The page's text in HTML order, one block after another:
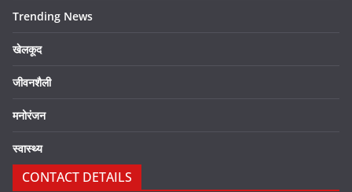
Trending News
खेलकूद
जीवनशैली
मनोरंजन
स्वास्थ्य
CONTACT DETAILS